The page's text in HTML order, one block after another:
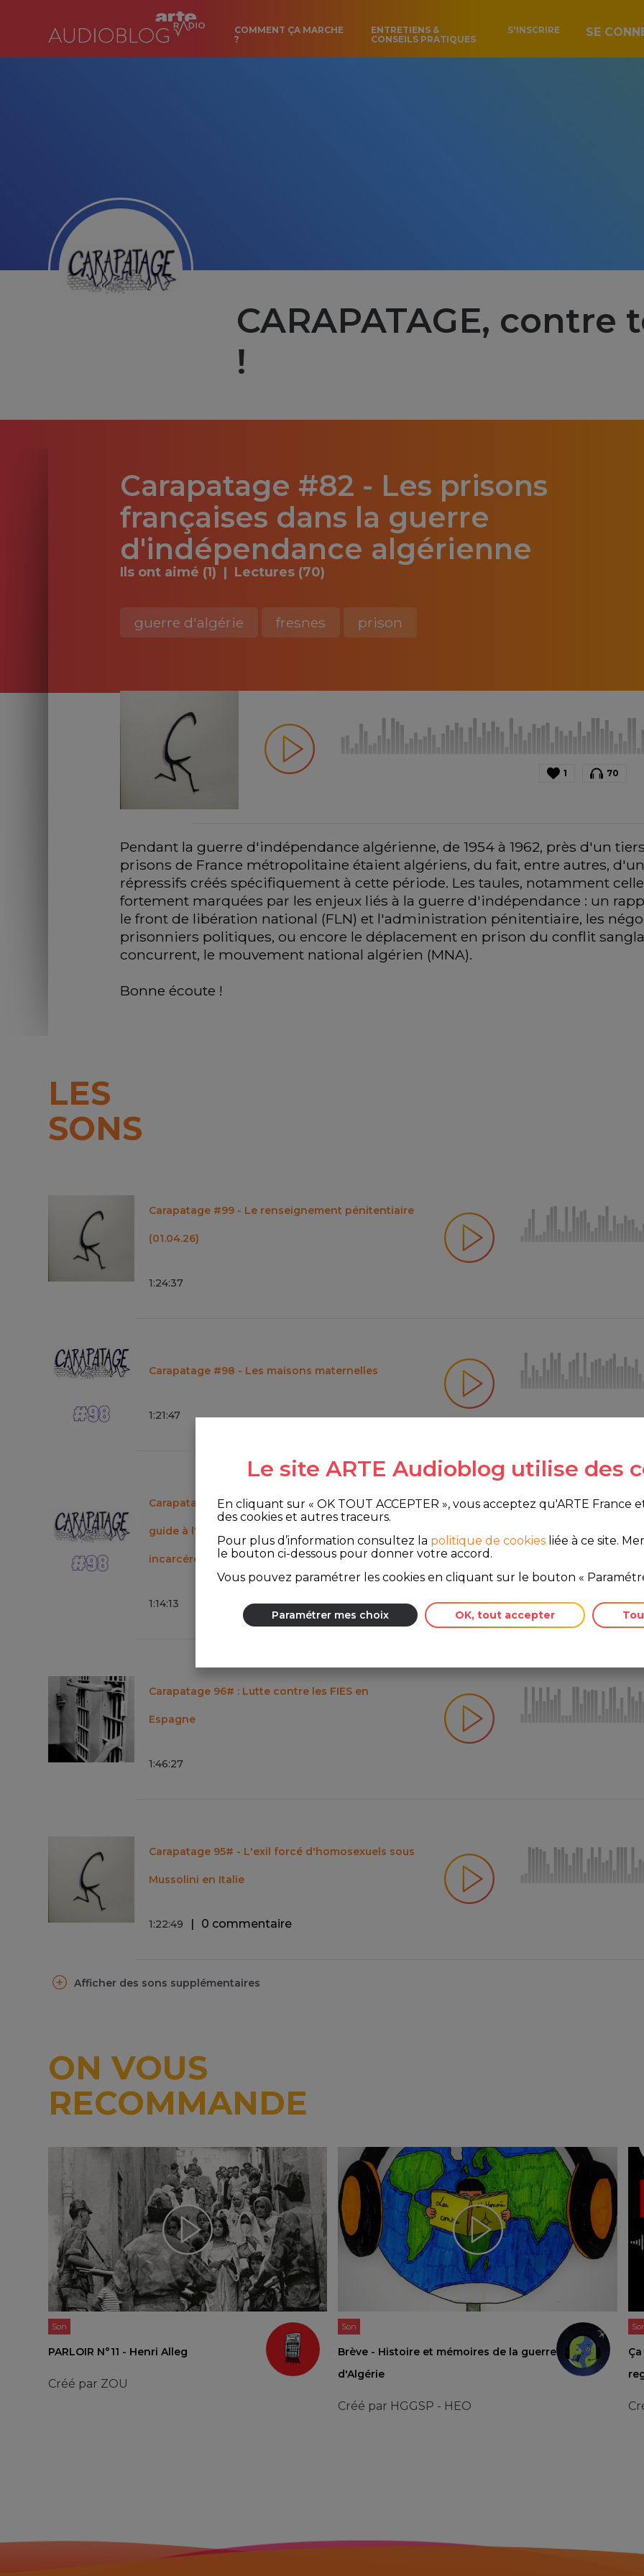
COMMENT ÇA MARCHE
?
ENTRETIENS &
CONSEILS PRATIQUES
S'INSCRIRE SE
CARAPATAGE, contre
!
Carapatage #82 - Les prisons
françaises dans la guerre
d'indépendance algérienne
Ils ont aimé (1) Lectures (70)
guerre d'algérie fresnes prison
1 70
Pendant la guerre d'indépendance algérienne, de 1954 à 1962, près d'un
prisons de France métropolitaine étaient algériens, du fait, entre autres,
répressifs créés spécifiquement à cette période. Les taules, notamment
fortement marquées par les enjeux liés à la guerre d'indépendance : un
le front de libération national (FLN) et l'administration pénitentiaire, les
prisonniers politiques, ou encore le déplacement en prison du conflit
concurrent, le mouvement national algérien (MNA).
Bonne écoute !
LES
SONS
Carapatage #99 - Le renseignement pénitentiaire
(01.04.26)
1:24:37
Carapatage #98 - Les maisons maternelles
1:21:47
Carapatage #97 - Sortie de l'édition 2026 du
guide à l'usage des proches de personnes
incarcérées
1:14:13
Carapatage 96# : Lutte contre les FIES en
Espagne
1:46:27
Carapatage 95# - L'exil forcé d'homosexuels sous
Mussolini en Italie
1:22:49 0 commentaire
Afficher des sons supplémentaires
ON VOUS
RECOMMANDE
Son
PARLOIR N°11 - Henri Alleg
Créé par ZOU
Son
Brève - Histoire et mémoires de la guerre
d'Algérie
Créé par HGGSP - HEO
Le site ARTE Audioblog utilise des
En cliquant sur « OK TOUT ACCEPTER », vous acceptez qu'ARTE France
des cookies et autres traceurs.
Pour plus d’information consultez la politique de cookies liée à ce site.
le bouton ci-dessous pour donner votre accord.
Vous pouvez paramétrer les cookies en cliquant sur le bouton «
Paramétrer mes choix OK, tout accepter